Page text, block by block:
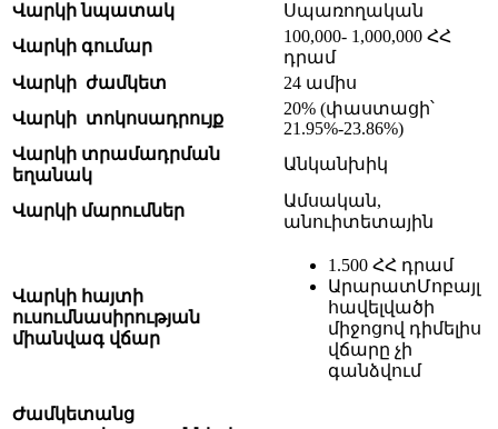
Վարկի նպատակ
Սպառողական
Վարկի գումար
100,000- 1,000,000 ՀՀ
դրամ
Վարկի ժամկետ
24 ամիս
Վարկի տոկոսադրույք
20% (փաստացի՝
21.95%-23.86%)
Վարկի տրամադրման
եղանակ
Անկանխիկ
Վարկի մարումներ
Ամսական,
անուիտետային
Վարկի հայտի
ուսումնասիրության
միանվագ վճար
1.500 ՀՀ դրամ
ԱրարատՄոբայլ
հավելվածի
միջոցով դիմելիս
վճարը չի
գանձվում
Ժամկետանց